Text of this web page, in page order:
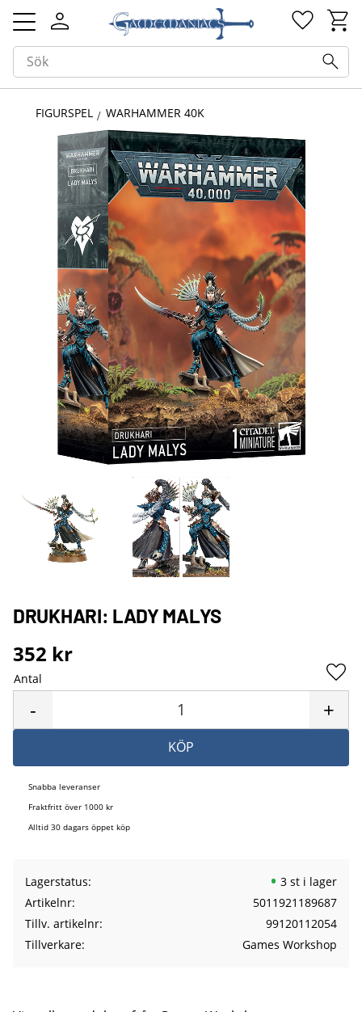
Meny
FIGURSPEL WARHAMMER 40K
DRUKHARI: LADY MALYS
352 kr
Antal
+
-
KÖP
Snabba leveranser
Fraktfritt över 1000 kr
Alltid 30 dagars öppet köp
Lagerstatus
3 st i lager
Artikelnr
5011921189687
Tillv. artikelnr
99120112054
Tillverkare
Games Workshop